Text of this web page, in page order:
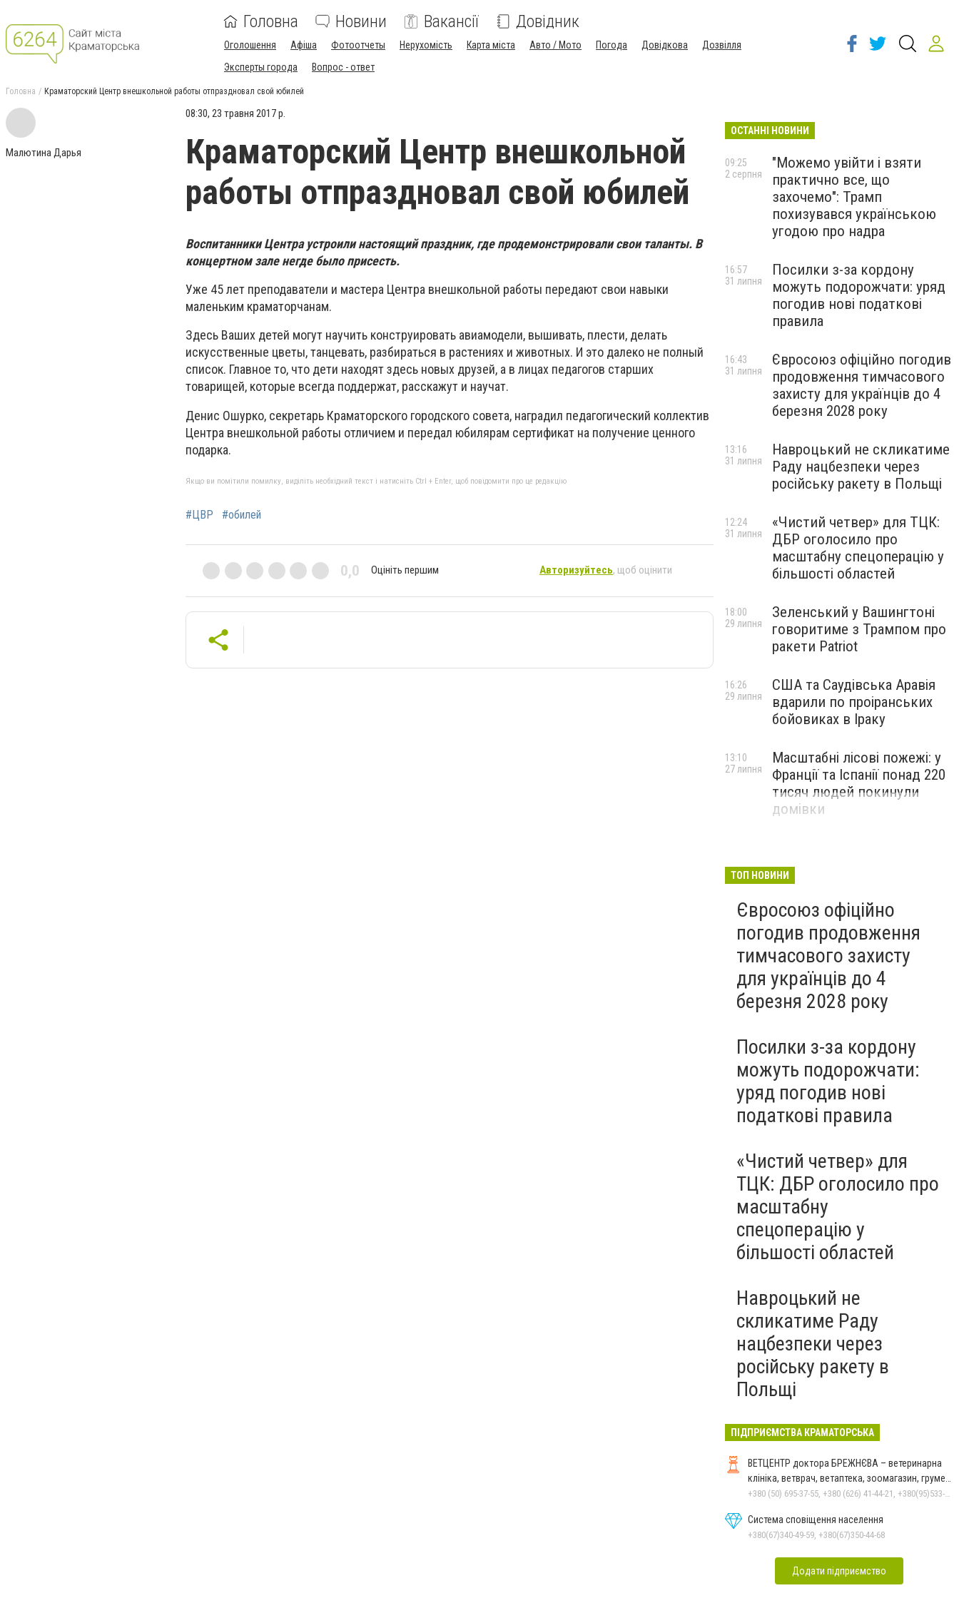
Головна Новини Вакансії Довідник
Оголошення Афіша Фотоотчеты Нерухомість Карта міста Авто / Мото Погода Довідкова
Дозвілля
Эксперты города
Вопрос - ответ
Головна Краматорский Центр внешкольной работы отпраздновал свой юбилей
Малютина Дарья
08:30, 23 травня 2017 р.
Краматорский Центр внешкольной
работы отпраздновал свой юбилей
Воспитанники Центра устроили настоящий праздник, где продемонстрировали свои таланты. В
концертном зале негде было присесть.
Уже 45 лет преподаватели и мастера Центра внешкольной работы передают свои навыки
маленьким краматорчанам.
Здесь Ваших детей могут научить конструировать авиамодели, вышивать, плести, делать
искусственные цветы, танцевать, разбираться в растениях и животных. И это далеко не полный
список. Главное то, что дети находят здесь новых друзей, а в лицах педагогов старших
товарищей, которые всегда поддержат, расскажут и научат.
Денис Ошурко, секретарь Краматорского городского совета, наградил педагогический коллектив
Центра внешкольной работы отличием и передал юбилярам сертификат на получение ценного
подарка.
Якщо ви помітили помилку, виділіть необхідний текст і натисніть Ctrl + Enter, щоб повідомити про це редакцію
#ЦВР #обилей
0,0 Оцініть першим Авторизуйтесь, щоб оцінити
ОСТАННІ НОВИНИ
"Можемо увійти і взяти
практично все, що
захочемо": Трамп
похизувався українською
угодою про надра
09:25
2 серпня
Посилки з-за кордону
можуть подорожчати: уряд
погодив нові податкові
правила
16:57
31 липня
Євросоюз офіційно погодив
продовження тимчасового
захисту для українців до 4
березня 2028 року
16:43
31 липня
Навроцький не скликатиме
Раду нацбезпеки через
російську ракету в Польщі
13:16
31 липня
«Чистий четвер» для ТЦК:
ДБР оголосило про
масштабну спецоперацію у
більшості областей
12:24
31 липня
Зеленський у Вашингтоні
говоритиме з Трампом про
ракети Patriot
18:00
29 липня
США та Саудівська Аравія
вдарили по проіранських
бойовиках в Іраку
16:26
29 липня
Масштабні лісові пожежі: у
Франції та Іспанії понад 220
тисяч людей покинули
домівки
13:10
27 липня
ТОП НОВИНИ
Євросоюз офіційно
погодив продовження
тимчасового захисту
для українців до 4
березня 2028 року
Посилки з-за кордону
можуть подорожчати:
уряд погодив нові
податкові правила
«Чистий четвер» для
ТЦК: ДБР оголосило про
масштабну
спецоперацію у
більшості областей
Навроцький не
скликатиме Раду
нацбезпеки через
російську ракету в
Польщі
ПІДПРИЄМСТВА КРАМАТОРСЬКА
ВЕТЦЕНТР доктора БРЕЖНЄВА – ветеринарна
клініка, ветврач, ветаптека, зоомагазин, грумер,
стрижки.
+380 (50) 695-37-55, +380 (626) 41-44-21, +380(95)533-90-03
Система сповіщення населення
+380(67)340-49-59, +380(67)350-44-68
Додати підприємство